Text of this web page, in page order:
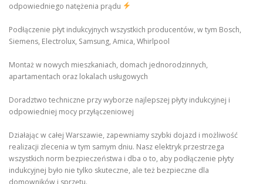
odpowiedniego natężenia prądu
Podłączenie płyt indukcyjnych wszystkich producentów, w tym Bosch,
Siemens, Electrolux, Samsung, Amica, Whirlpool
Montaż w nowych mieszkaniach, domach jednorodzinnych,
apartamentach oraz lokalach usługowych
Doradztwo techniczne przy wyborze najlepszej płyty indukcyjnej i
odpowiedniej mocy przyłączeniowej
Działając w całej Warszawie, zapewniamy szybki dojazd i możliwość
realizacji zlecenia w tym samym dniu. Nasz elektryk przestrzega
wszystkich norm bezpieczeństwa i dba o to, aby podłączenie płyty
indukcyjnej było nie tylko skuteczne, ale też bezpieczne dla
domowników i sprzętu.